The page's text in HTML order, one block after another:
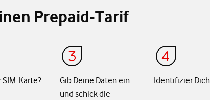
Prepaid-Tarif
SIM-Karte?
Gib Deine Daten ein
und schick die
Identifizier Dich